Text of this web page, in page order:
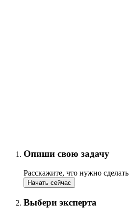
Опиши свою задачу
Расскажите, что нужно сделать
Начать сейчас
Выбери эксперта